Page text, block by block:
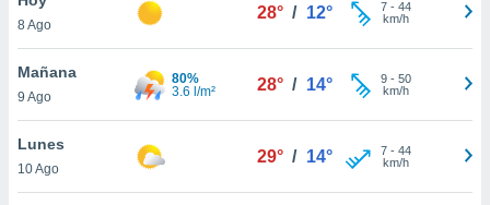
en
más
nuestra
8 Ago
28° / 12° 7- 44
km/h
Mañana
9 Ago
80%
3.6 l/m²
28° / 14° 9- 50
km/h
Lunes
10 Ago
29° / 14° 7- 44
km/h